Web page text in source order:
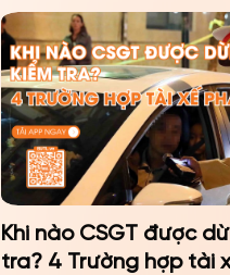
Khi nào CSGT được
tra? 4 Trường hợp tài